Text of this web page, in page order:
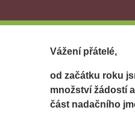
Vážení přátelé,
od začátku roku
množství žádostí
část nadačního